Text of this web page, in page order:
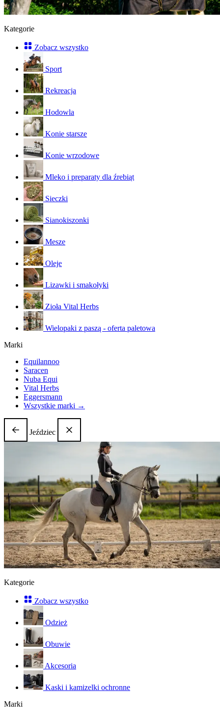
Kategorie
Zobacz wszystko
Sport
Rekreacja
Hodowla
Konie starsze
Konie wrzodowe
Mleko i preparaty dla źrebiąt
Sieczki
Sianokiszonki
Mesze
Oleje
Lizawki i smakołyki
Zioła Vital Herbs
Wielopaki z paszą - oferta paletowa
Marki
Equilannoo
Saracen
Nuba Equi
Vital Herbs
Eggersmann
Wszystkie marki →
Jeździec
Kategorie
Zobacz wszystko
Odzież
Obuwie
Akcesoria
Kaski i kamizelki ochronne
Marki